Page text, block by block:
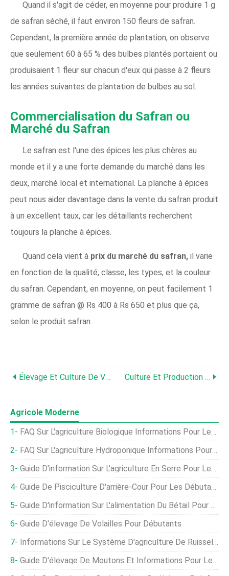
Quand il s'agit de céder, en moyenne pour produire 1 g
de safran séché, il faut environ 150 fleurs de safran.
Cependant, la première année de plantation, on observe
que seulement 60 à 65 % des bulbes plantés portaient ou
produisaient 1 fleur sur chacun d'eux qui passe à 2 fleurs
les années suivantes de plantation de bulbes au sol.
Commercialisation du Safran ou
Marché du Safran
Le safran est l'une des épices les plus chères au
monde et il y a une forte demande du marché dans les
deux, marché local et international. La planche à épices
peut nous aider davantage dans la vente du safran produit
à un excellent taux, car les détaillants recherchent
toujours la planche à épices.
Quand cela vient à prix du marché du safran, il varie
en fonction de la qualité, classe, les types, et la couleur
du safran. Cependant, en moyenne, on peut facilement 1
gramme de safran @ Rs 400 à Rs 650 et plus que ça,
selon le produit safran.
Élevage Et Culture De Vers À Soie | Guide D'élevage Et Conseils Culture Et Production De Blé | Guide Du Processus De Culture Du Blé
Agricole Moderne
FAQ Sur L'agriculture Biologique Informations Pour Les Débutants
FAQ Sur L'agriculture Hydroponique Informations Pour Les Débutants
Guide D'information Sur L'agriculture En Serre Pour Les Débutants
Guide De Pisciculture D'arrière-Cour Pour Les Débutants
Guide D'information Sur L'alimentation Du Bétail Pour Les Débutants
Guide D'élevage De Volailles Pour Débutants
Informations Sur Le Système D'agriculture De Ruissellement Pour Les Débutants
Guide D'élevage De Moutons Et Informations Pour Les Débutants | Profit